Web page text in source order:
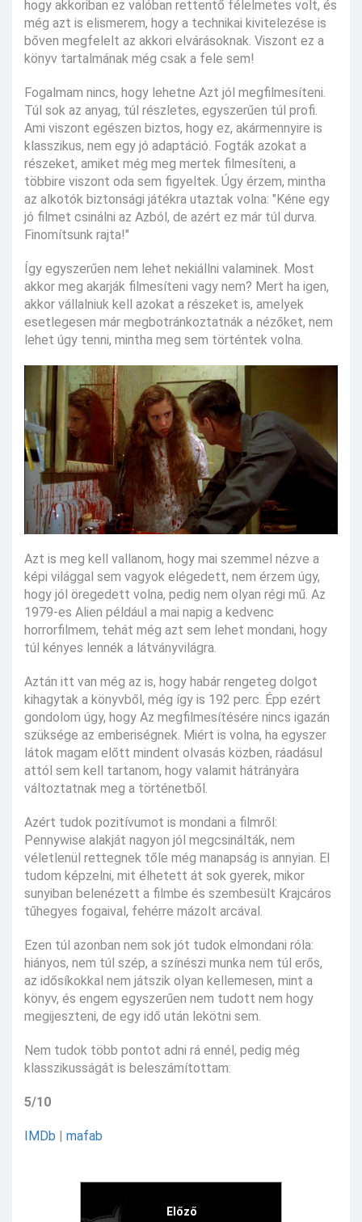
hogy akkoriban ez valóban rettentő félelmetes volt, és
még azt is elismerem, hogy a technikai kivitelezése is
bőven megfelelt az akkori elvárásoknak. Viszont ez a
könyv tartalmának még csak a fele sem!
Fogalmam nincs, hogy lehetne Azt jól megfilmesíteni.
Túl sok az anyag, túl részletes, egyszerűen túl profi.
Ami viszont egészen biztos, hogy ez, akármennyire is
klasszikus, nem egy jó adaptáció. Fogták azokat a
részeket, amiket még meg mertek filmesíteni, a
többire viszont oda sem figyeltek. Úgy érzem, mintha
az alkotók biztonsági játékra utaztak volna: "Kéne egy
jó filmet csinálni az Azból, de azért ez már túl durva.
Finomítsunk rajta!"
Így egyszerűen nem lehet nekiállni valaminek. Most
akkor meg akarják filmesíteni vagy nem? Mert ha igen,
akkor vállalniuk kell azokat a részeket is, amelyek
esetlegesen már megbotránkoztatnák a nézőket, nem
lehet úgy tenni, mintha meg sem történtek volna.
Azt is meg kell vallanom, hogy mai szemmel nézve a
képi világgal sem vagyok elégedett, nem érzem úgy,
hogy jól öregedett volna, pedig nem olyan régi mű. Az
1979-es Alien például a mai napig a kedvenc
horrorfilmem, tehát még azt sem lehet mondani, hogy
túl kényes lennék a látványvilágra.
Aztán itt van még az is, hogy habár rengeteg dolgot
kihagytak a könyvből, még így is 192 perc. Épp ezért
gondolom úgy, hogy Az megfilmesítésére nincs igazán
szüksége az emberiségnek. Miért is volna, ha egyszer
látok magam előtt mindent olvasás közben, ráadásul
attól sem kell tartanom, hogy valamit hátrányára
változtatnak meg a történetből.
Azért tudok pozitívumot is mondani a filmről:
Pennywise alakját nagyon jól megcsinálták, nem
véletlenül rettegnek tőle még manapság is annyian. El
tudom képzelni, mit élhetett át sok gyerek, mikor
sunyiban belenézett a filmbe és szembesült Krajcáros
tűhegyes fogaival, fehérre mázolt arcával.
Ezen túl azonban nem sok jót tudok elmondani róla:
hiányos, nem túl szép, a színészi munka nem túl erős,
az idősíkokkal nem játszik olyan kellemesen, mint a
könyv, és engem egyszerűen nem tudott nem hogy
megijeszteni, de egy idő után lekötni sem.
Nem tudok több pontot adni rá ennél, pedig még
klasszikusságát is beleszámítottam:
5/10
IMDb mafab
Előző